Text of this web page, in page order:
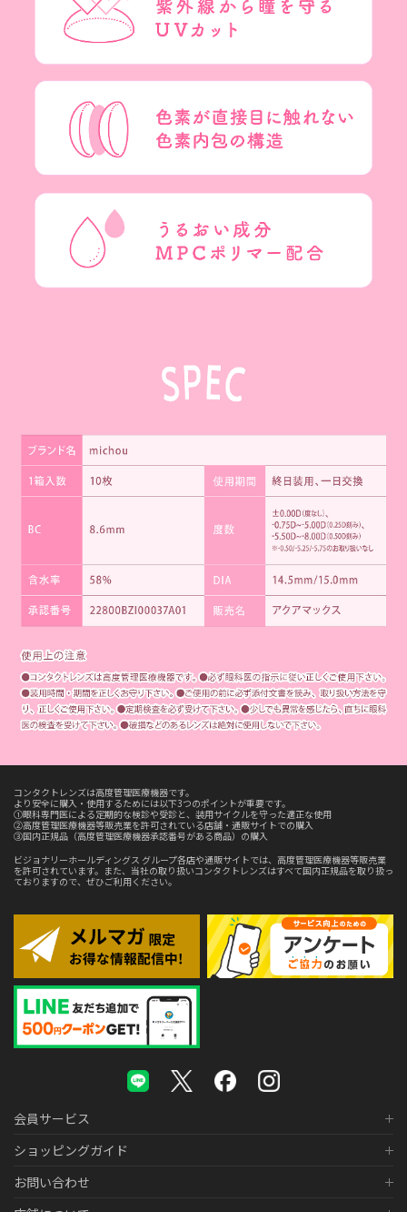
コンタクトレンズは高度管理医療機器です。
より安全に購入・使用するためには以下3つのポイントが重要です。
①眼科専門医による定期的な検診や受診と、装用サイクルを守った適正な使用
②高度管理医療機器等販売業を許可されている店舗・通販サイトでの購入
③国内正規品（高度管理医療機器承認番号がある商品）の購入
ビジョナリーホールディングス グループ各店や通販サイトでは、高度管理医療機器等販売業
を許可されています。また、当社の取り扱いコンタクトレンズはすべて国内正規品を取り扱っ
ておりますので、ぜひご利用ください。
会員サービス
ショッピングガイド
お問い合わせ